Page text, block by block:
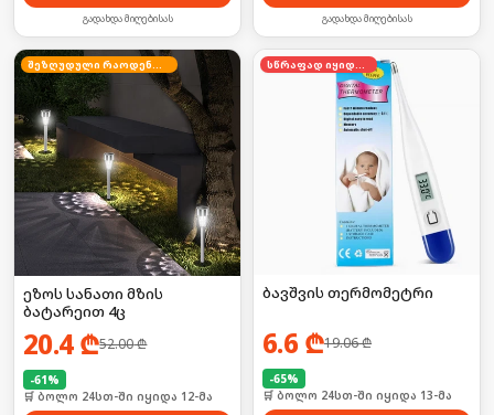
გადახდა მიღებისას გადახდა მიღებისას
შეზღუდული რაოდენობა
ეზოს სანათი მზის
ბატარეით 4ც
20.4₾52.00₾
-61%
🛒 ბოლო 24სთ-ში იყიდა 12-მა
სწრაფად იყიდება
ბავშვის თერმომეტრი
6.6 ₾19.06₾
-65%
🛒 ბოლო 24სთ-ში იყიდა 13-მა